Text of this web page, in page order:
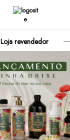
Loja revendedor